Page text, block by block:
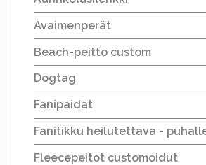
Avaimenperät
Beach-peitto custom
Dogtag
Fanipaidat
Fanitikku heilutettava -
Fleecepeitot customoidut